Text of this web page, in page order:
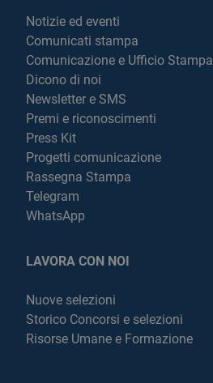
Notizie ed eventi
Comunicati stampa
Comunicazione e Ufficio Stampa
Dicono di noi
Newsletter e SMS
Premi e riconoscimenti
Press Kit
Progetti comunicazione
Rassegna Stampa
Telegram
WhatsApp
LAVORA CON NOI
Nuove selezioni
Storico Concorsi e selezioni
Risorse Umane e Formazione